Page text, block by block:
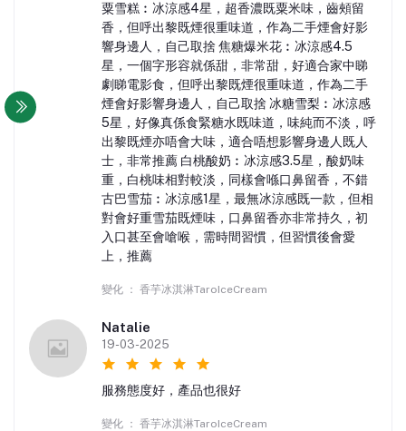
粟雪糕︰冰涼感4星，超香濃既粟米味，齒頰留
香，但呼出黎既煙很重味道，作為二手煙會好影
響身邊人，自己取捨 焦糖爆米花︰冰涼感4.5
星，一個字形容就係甜，非常甜，好適合家中睇
劇睇電影食，但呼出黎既煙很重味道，作為二手
煙會好影響身邊人，自己取捨 冰糖雪梨︰冰涼感
5星，好像真係食緊糖水既味道，味純而不淡，呼
出黎既煙亦唔會大味，適合唔想影響身邊人既人
士，非常推薦 白桃酸奶︰冰涼感3.5星，酸奶味
重，白桃味相對較淡，同樣會喺口鼻留香，不錯
古巴雪茄︰冰涼感1星，最無冰涼感既一款，但相
對會好重雪茄既煙味，口鼻留香亦非常持久，初
入口甚至會嗆喉，需時間習慣，但習慣後會愛
上，推薦
變化 ： 香芋冰淇淋TaroIceCream
Natalie
19-03-2025
服務態度好，產品也很好
變化 ： 香芋冰淇淋TaroIceCream